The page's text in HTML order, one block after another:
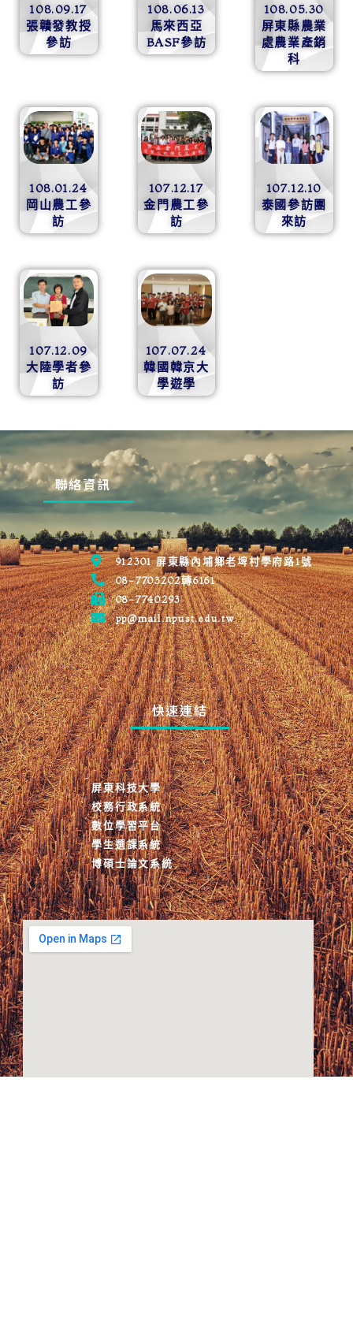
108.09.17
張贛發教授
參訪
108.06.13
馬來西亞
BASF參訪
108.05.30
屏東縣農業
處農業產銷
科
108.01.24
岡山農工參
訪
107.12.17
金門農工參
訪
107.12.10
泰國參訪團
來訪
107.12.09
大陸學者參
訪
107.07.24
韓國韓京大
學遊學
聯絡資訊
912301 屏東縣內埔鄉老埤村學府路1號
08-7703202轉6161
08-7740293
pp@mail.npust.edu.tw
快速連結
屏東科技大學
校務行政系統
數位學習平台
學生選課系統
博碩士論文系統